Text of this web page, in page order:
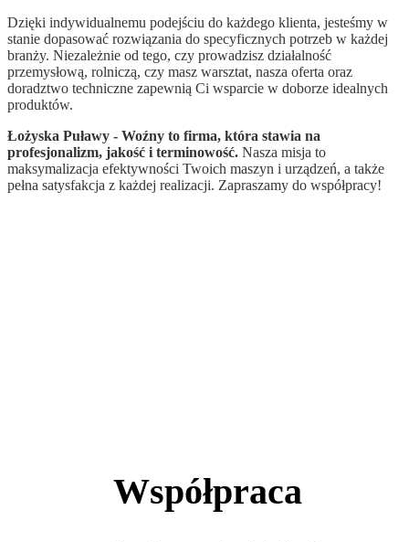
Dzięki indywidualnemu podejściu do każdego klienta, jesteśmy w
stanie dopasować rozwiązania do specyficznych potrzeb w każdej
branży. Niezależnie od tego, czy prowadzisz działalność
przemysłową, rolniczą, czy masz warsztat, nasza oferta oraz
doradztwo techniczne zapewnią Ci wsparcie w doborze idealnych
produktów.
Łożyska Puławy - Woźny to firma, która stawia na
profesjonalizm, jakość i terminowość. Nasza misja to
maksymalizacja efektywności Twoich maszyn i urządzeń, a także
pełna satysfakcja z każdej realizacji. Zapraszamy do współpracy!
Współpraca